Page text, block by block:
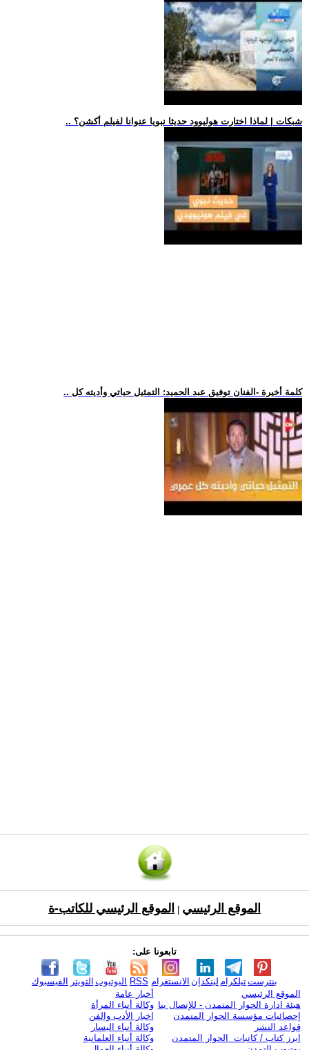
.. شبكات | لماذا اختارت هوليوود حديثا نبويا عنوانا لفيلم أكشن؟
.. كلمة أخيرة -الفنان توفيق عبد الحميد: التمثيل حياتي وأديته كل
الموقع الرئيسي الموقع الرئيسي للكاتب-ة
تابعونا على:
الفيسبوك التويتر اليوتيوب RSS الانستغرام لينكدإن تيلكرامبنترست
الموقع الرئيسي
هيئة ادارة الحوار المتمدن - للإتصال بنا
إحصائيات مؤسسة الحوار المتمدن
قواعد النشر
ابرز كتاب / كاتبات الحوار المتمدن
أخبار عامة
وكالة أنباء المرأة
اخبار الأدب والفن
وكالة أنباء اليسار
وكالة أنباء العلمانية